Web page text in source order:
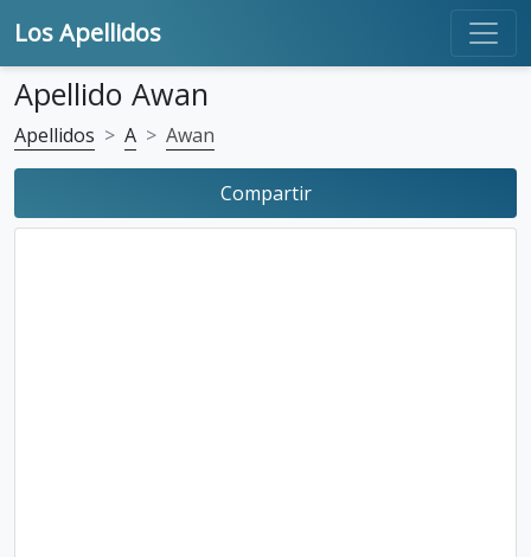
Los Apellidos
Apellido Awan
Apellidos A Awan
Compartir